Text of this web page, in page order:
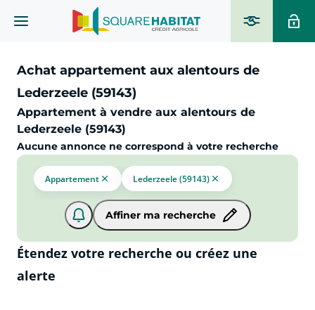
Achat appartement aux alentours de
Lederzeele (59143)
Appartement à vendre aux alentours de
Lederzeele (59143)
Aucune annonce ne correspond à votre recherche
Appartement Lederzeele (59143)
Affiner ma recherche
Étendez votre recherche ou créez une
alerte